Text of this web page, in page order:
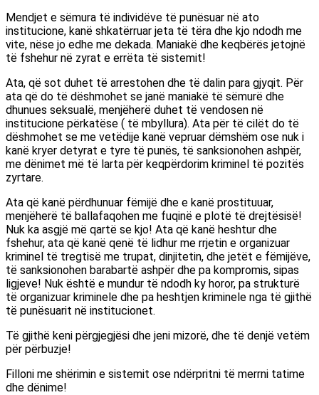
Mendjet e sëmura të individëve të punësuar në ato
institucione, kanë shkatërruar jeta të tëra dhe kjo ndodh me
vite, nëse jo edhe me dekada. Maniakë dhe keqbërës jetojnë
të fshehur në zyrat e errëta të sistemit!
Ata, që sot duhet të arrestohen dhe të dalin para gjyqit. Për
ata që do të dëshmohet se janë maniakë të sëmurë dhe
dhunues seksualë, menjëherë duhet të vendosen në
institucione përkatëse ( të mbyllura). Ata për të cilët do të
dëshmohet se me vetëdije kanë vepruar dëmshëm ose nuk i
kanë kryer detyrat e tyre të punës, të sanksionohen ashpër,
me dënimet më të larta për keqpërdorim kriminel të pozitës
zyrtare.
Ata që kanë përdhunuar fëmijë dhe e kanë prostituuar,
menjëherë të ballafaqohen me fuqinë e plotë të drejtësisë!
Nuk ka asgjë më qartë se kjo! Ata që kanë heshtur dhe
fshehur, ata që kanë qenë të lidhur me rrjetin e organizuar
kriminel të tregtisë me trupat, dinjitetin, dhe jetët e fëmijëve,
të sanksionohen barabartë ashpër dhe pa kompromis, sipas
ligjeve! Nuk është e mundur të ndodh ky horor, pa strukturë
të organizuar kriminele dhe pa heshtjen kriminele nga të gjithë
të punësuarit në institucionet.
Të gjithë keni përgjegjësi dhe jeni mizorë, dhe të denjë vetëm
për përbuzje!
Filloni me shërimin e sistemit ose ndërpritni të merrni tatime
dhe dënime!